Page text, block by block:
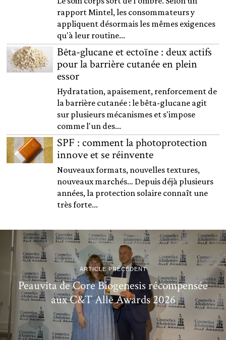
rapport Mintel, les consommateurs y
appliquent désormais les mêmes exigences
qu'à leur routine...
Bêta-glucane et ectoïne : deux actifs
pour la barrière cutanée en plein
essor
Hydratation, apaisement, renforcement de
la barrière cutanée : le bêta-glucane agit
sur plusieurs mécanismes et s'impose
comme l'un des...
SPF : comment la photoprotection
innove et se réinvente
Nouveaux formats, nouvelles textures,
nouveaux marchés… Depuis déjà plusieurs
années, la protection solaire connaît une
très forte...
ARTICLE PRÉCÉDENT
Peauvita de Core Biogenesis récompensée
aux C&T Allē Awards 2026